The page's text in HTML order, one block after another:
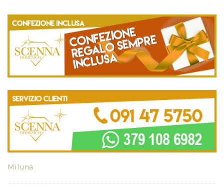
Miluna